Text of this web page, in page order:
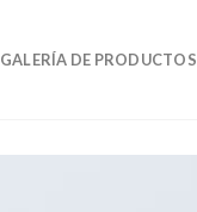
GALERÍA DE PRODUCTOS